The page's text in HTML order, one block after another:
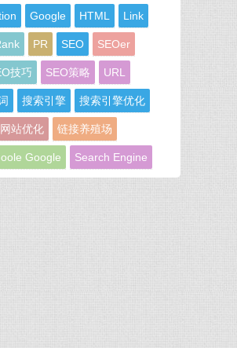
Google HTML Link
PR SEO SEOer
技巧 SEO策略 URL
搜索引擎 搜索引擎优化
网站优化 链接养殖场
Google Search Engine